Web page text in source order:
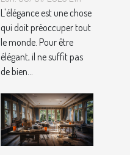
L'élégance est une chose
qui doit préoccuper tout
le monde. Pour être
élégant, il ne suffit pas
de bien...